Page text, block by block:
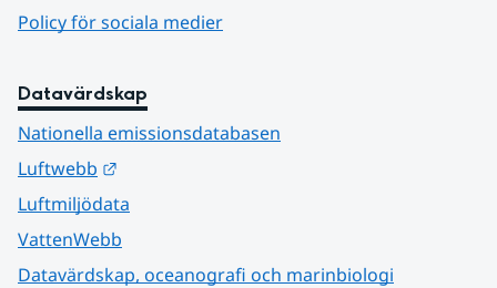
Policy för sociala medier
Datavärdskap
Nationella emissionsdatabasen
Luftwebb
Luftmiljödata
VattenWebb
Datavärdskap, oceanografi och marinbiologi